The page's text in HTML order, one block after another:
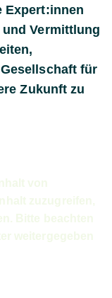
Expert:innen
Vermittlung
für
Zukunft zu
von
zuzugreifen,
Bitte beachten
weitergegeben